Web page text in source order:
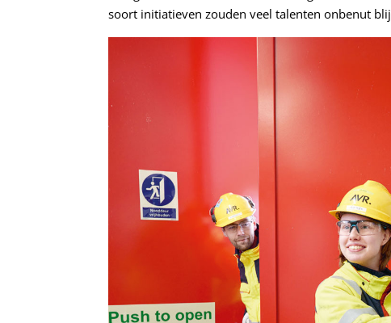
soort initiatieven zouden veel talenten onbenut